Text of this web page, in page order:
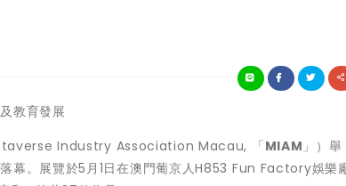
教育發展
Industry Association Macau, 「MIAM」 ）舉
幕。展覽於5月1日在澳門葡京人H853 Fun Factory娛樂